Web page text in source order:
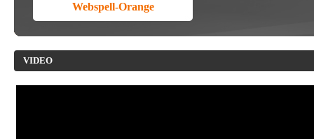
Webspell-Orange
VIDEO